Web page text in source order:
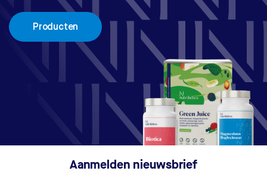
Producten
Aanmelden nieuwsbrief